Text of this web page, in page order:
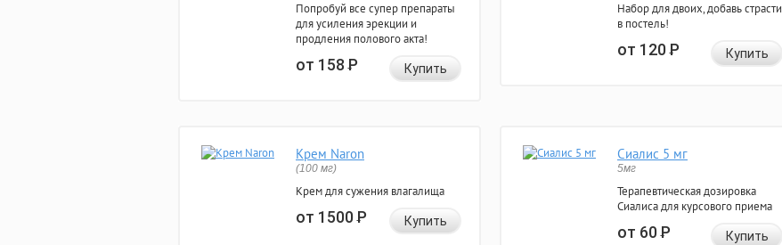
Попробуй все супер препараты
для усиления эрекции и
продления полового акта!
от 158Р Купить
Набор для двоих, добавь страсти
в постель!
от 120Р Купить
Крем Naron
(100 мг)
Крем для сужения влагалища
от 1500Р Купить
Сиалис 5 мг
5мг
Терапевтическая дозировка
Сиалиса для курсового приема
от 60Р Купить